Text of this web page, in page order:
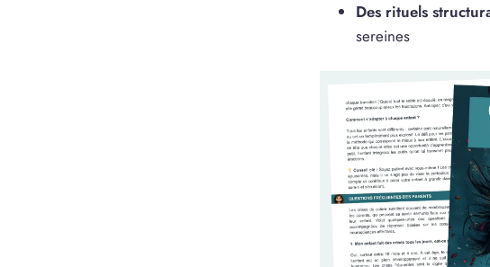
Des rituels
sereines